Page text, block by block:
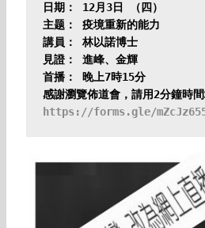
日期： 12月3日 （四）
主题： 疫境重新的能力
講員： 林以諾博士
見證： 進峰、金輝
首播： 晚上7時15分
感謝瀏覽佈道會，請用2分鐘時
https://forms.gle/